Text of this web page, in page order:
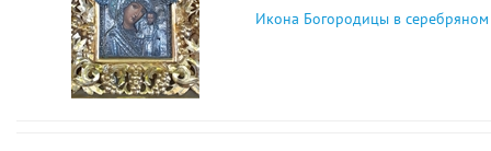
Икона Богородицы в